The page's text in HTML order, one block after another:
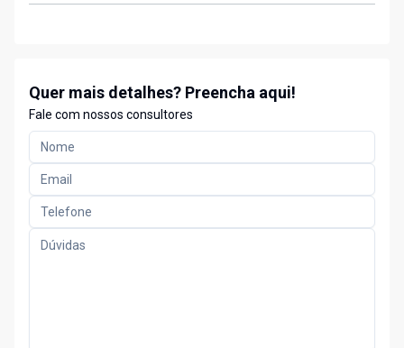
Quer mais detalhes? Preencha aqui!
Fale com nossos consultores